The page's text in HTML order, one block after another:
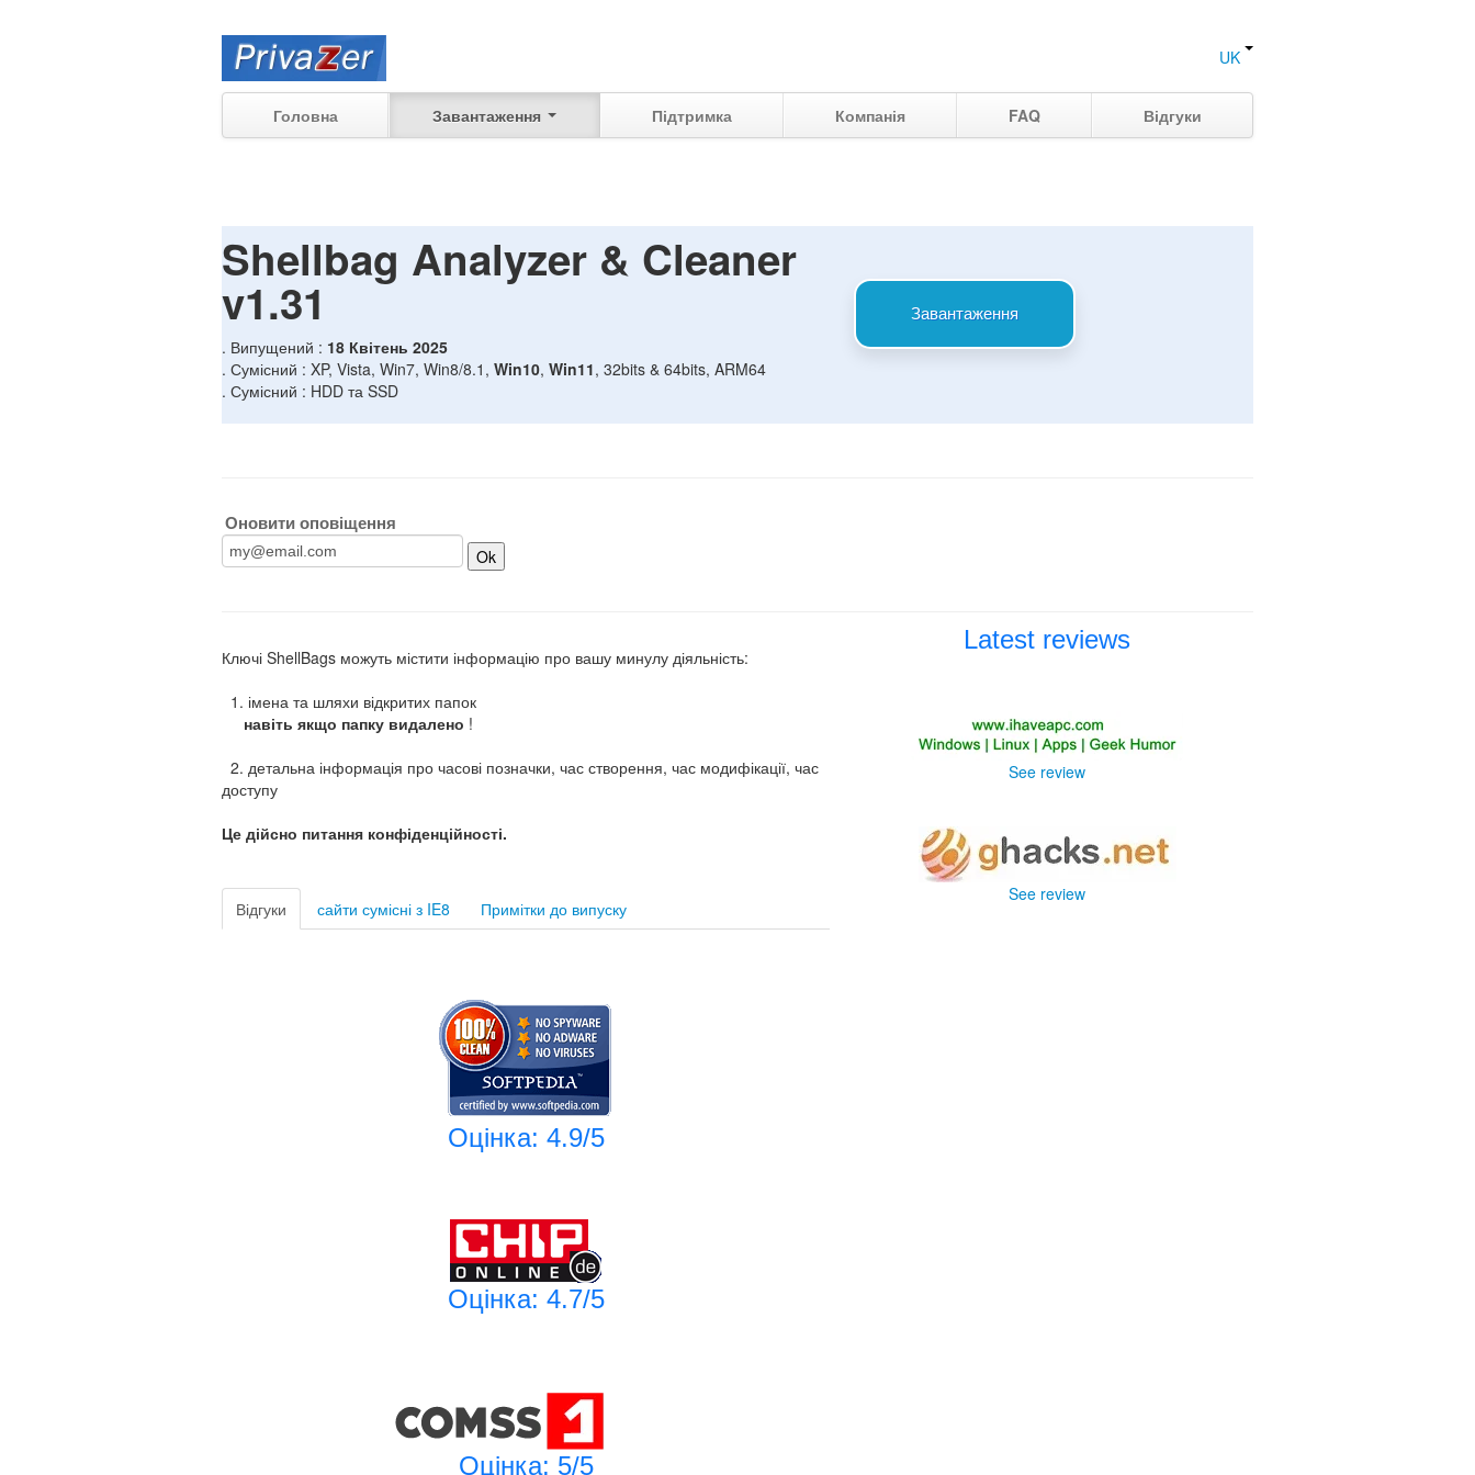
UK
Головна Завантаження Підтримка Компанія FAQ Відгуки
Shellbag Analyzer & Cleaner
v1.31
. Випущений : 18 Квітень 2025
. Сумісний : XP, Vista, Win7, Win8/8.1, Win10, Win11, 32bits & 64bits, ARM64
. Сумісний : HDD та SSD
Завантаження
Оновити оповіщення
Ключі ShellBags можуть містити інформацію про вашу минулу діяльність:
1. імена та шляхи відкритих папок
навіть якщо папку видалено !
2. детальна інформація про часові позначки, час створення, час модифікації, час
доступу
Це дійсно питання конфіденційності.
Відгуки сайти сумісні з IE8 Примітки до випуску
Оцінка: 4.9/5
Оцінка: 4.7/5
Оцінка: 5/5
Latest reviews
See review
See review